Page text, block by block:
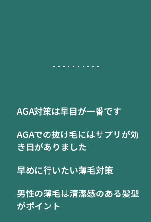
AGA対策は早目が一番です
AGAでの抜け毛にはサプリが効
き目がありました
早めに行いたい薄毛対策
男性の薄毛は清潔感のある髪型
がポイント